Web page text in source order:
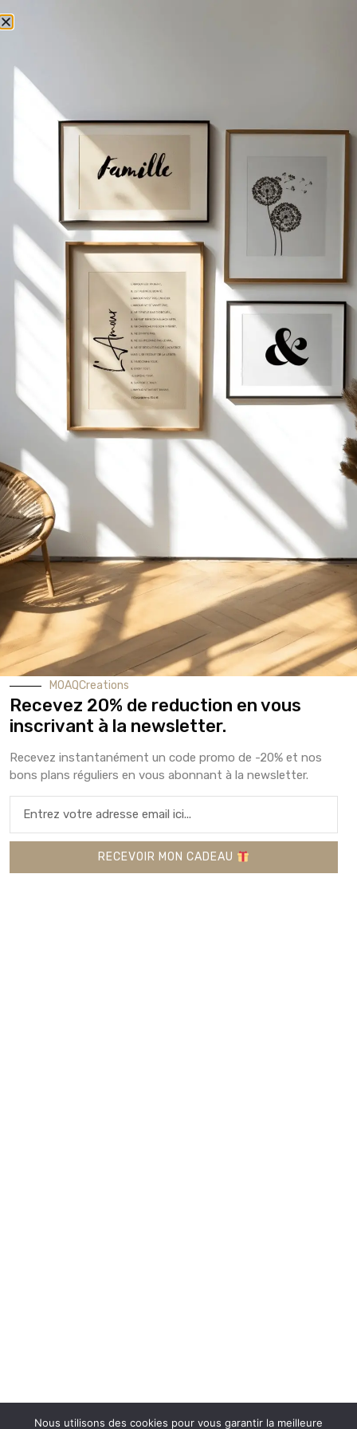
audit_etsy_français
Voici le seul résultat
Coaching Etsy en français, Audit Etsy, Aide
Etsy France, SEO Etsy, Avis Etsy, Femme
chrétienne entrepreneur
60,00€
Nous utilisons des cookies pour vous garantir la meilleure
MOAQCreations
Recevez 20% de reduction en vous
inscrivant à la newsletter.
Recevez instantanément un code promo de -20% et nos
bons plans réguliers en vous abonnant à la newsletter.
RECEVOIR MON CADEAU